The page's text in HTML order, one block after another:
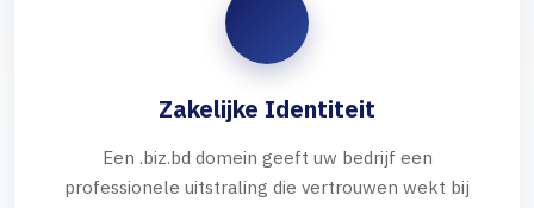
Zakelijke Identiteit
Een .biz.bd domein geeft uw bedrijf een
professionele uitstraling die vertrouwen wekt bij